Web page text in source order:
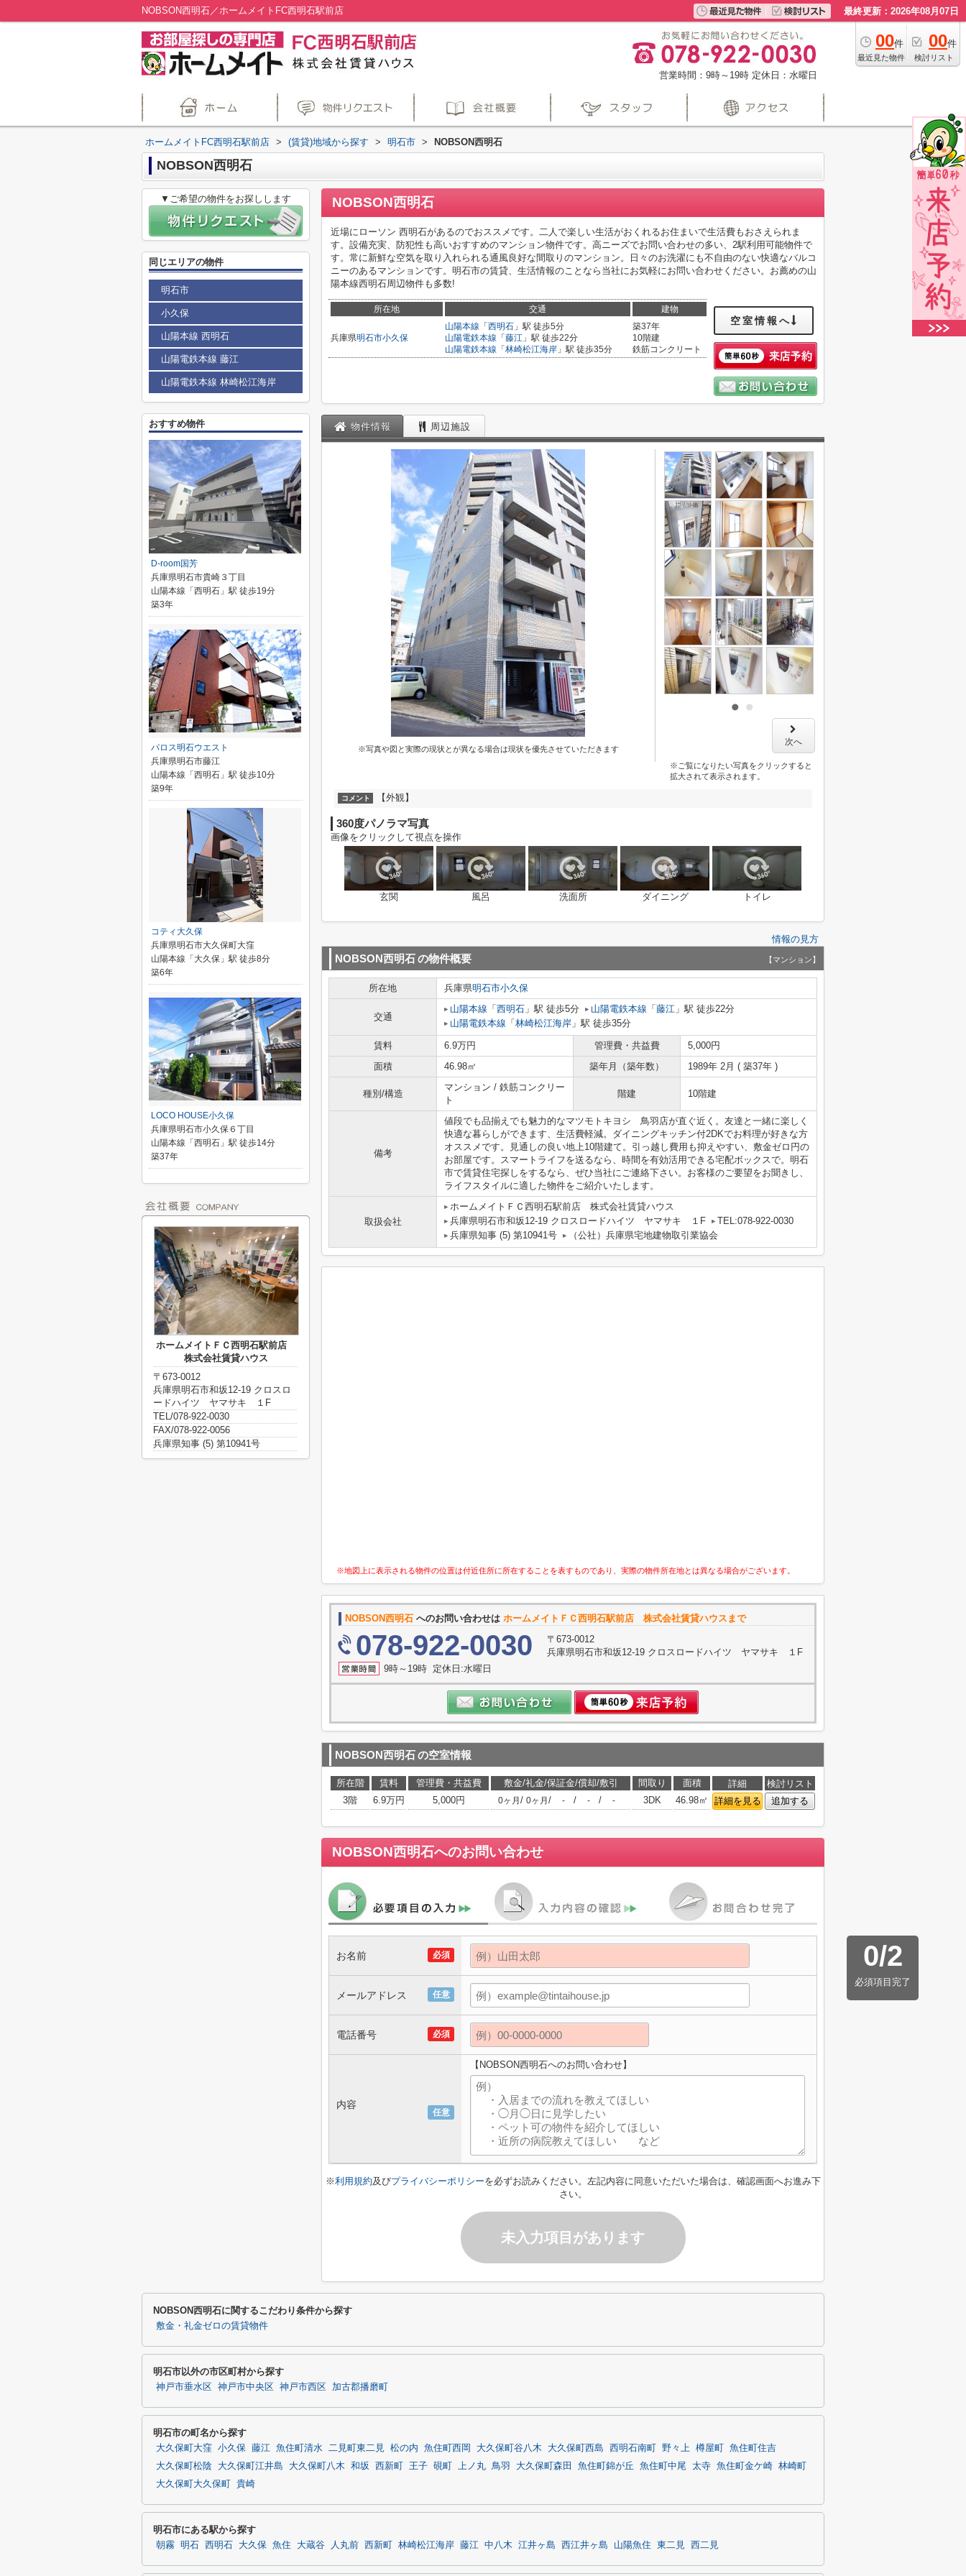
NOBSON西明石／ホームメイトFC西明石駅前店 最終更新：2026年08月07日
00件
最近見た物件
00件
検討リスト
営業時間：9時～19時 定休日：水曜日
ホームメイトFC西明石駅前店 > (賃貸)地域から探す > 明石市 > NOBSON西明石
NOBSON西明石
NOBSON西明石
近場にローソン 西明石があるのでおススメです。二人で楽しい生活がおくれるお住まいで生活費もおさえられま
す。設備充実、防犯性も高いおすすめのマンション物件です。高ニーズでお問い合わせの多い、2駅利用可能物件で
す。常に新鮮な空気を取り入れられる通風良好な間取りのマンション。日々のお洗濯にも不自由のない快適なバルコ
ニーのあるマンションです。明石市の賃貸、生活情報のことなら当社にお気軽にお問い合わせください。お薦めの山
陽本線西明石周辺物件も多数!
所在地 交通 建物
兵庫県明石市小久保
山陽本線 「 西明石 」駅 徒歩5分
山陽電鉄本線 「 藤江 」駅 徒歩22分
山陽電鉄本線 「 林崎松江海岸 」駅 徒歩35分
築37年
10階建
鉄筋コンクリート
空室情報へ
物件情報 周辺施設
※写真や図と実際の現状とが異なる場合は現状を優先させていただきます
次へ
※ご覧になりたい写真をクリックすると
拡大されて表示されます。
コメント 【外観】
360度パノラマ写真
画像をクリックして視点を操作
玄関 風呂 洗面所 ダイニング トイレ
情報の見方
NOBSON西明石の物件概要 【マンション】
所在地 兵庫県明石市小久保
交通
山陽本線 「 西明石 」駅 徒歩5分 山陽電鉄本線 「 藤江 」駅 徒歩22分
山陽電鉄本線 「 林崎松江海岸 」駅 徒歩35分
賃料 6.9万円 管理費・共益費
5,000円
面積
46.98㎡ 築年月（築年数） 1989年 2月 ( 築37年 )
種別/構造
マンション / 鉄筋コンクリー
ト
階建 10階建
備考
値段でも品揃えでも魅力的なマツモトキヨシ 鳥羽店が直ぐ近く。友達と一緒に楽しく
快適な暮らしができます、生活費軽減。ダイニングキッチン付2DKでお料理が好きな方
オススメです。見通しの良い地上10階建て。引っ越し費用も抑えやすい、敷金ゼロ円の
お部屋です。スマートライフを送るなら、時間を有効活用できる宅配ボックスで。明石
市で賃貸住宅探しをするなら、ぜひ当社にご連絡下さい。お客様のご要望をお聞きし、
ライフスタイルに適した物件をご紹介いたします。
取扱会社
ホームメイトＦＣ西明石駅前店 株式会社賃貸ハウス
兵庫県明石市和坂12-19 クロスロードハイツ ヤマサキ １F
TEL:078-922-0030
兵庫県知事 (5) 第10941号
（公社）兵庫県宅地建物取引業協会
※地図上に表示される物件の位置は付近住所に所在することを表すものであり、実際の物件所在地とは異なる場合がございます。
NOBSON西明石 へのお問い合わせは ホームメイトＦＣ西明石駅前店 株式会社賃貸ハウスまで
078-922-0030
〒673-0012
兵庫県明石市和坂12-19 クロスロードハイツ ヤマサキ １F
9時～19時 定休日:水曜日
NOBSON西明石の空室情報
所在階 賃料 管理費・共益費 敷金/礼金/保証金/償却/敷引 間取り 面積 詳細
検討リスト
3階
6.9万円 5,000円 0ヶ月 / 0ヶ月 / - / - / - 3DK 46.98㎡ 詳細を見る 追加する
NOBSON西明石へのお問い合わせ
0/2
必須項目完了
必須
お名前
任意
メールアドレス
必須
電話番号
任意
内容
【NOBSON西明石へのお問い合わせ】
※利用規約及びプライバシーポリシーを必ずお読みください。左記内容に同意いただいた場合は、確認画面へお進み下
さい。
未入力項目があります
▼ご希望の物件をお探しします
同じエリアの物件
明石市
小久保
山陽本線 西明石
山陽電鉄本線 藤江
山陽電鉄本線 林崎松江海岸
おすすめ物件
D-room国芳
兵庫県明石市貴崎３丁目
山陽本線「西明石」駅 徒歩19分
築3年
パロス明石ウエスト
兵庫県明石市藤江
山陽本線「西明石」駅 徒歩10分
築9年
コティ大久保
兵庫県明石市大久保町大窪
山陽本線「大久保」駅 徒歩8分
築6年
LOCO HOUSE小久保
兵庫県明石市小久保６丁目
山陽本線「西明石」駅 徒歩14分
築37年
ホームメイトＦＣ西明石駅前店
株式会社賃貸ハウス
〒673-0012
兵庫県明石市和坂12-19 クロスロ
ードハイツ ヤマサキ １F
TEL/078-922-0030
FAX/078-922-0056
兵庫県知事 (5) 第10941号
NOBSON西明石に関するこだわり条件から探す
敷金・礼金ゼロの賃貸物件
明石市以外の市区町村から探す
神戸市垂水区 神戸市中央区 神戸市西区 加古郡播磨町
明石市の町名から探す
大久保町大窪 小久保 藤江 魚住町清水 二見町東二見 松の内 魚住町西岡 大久保町谷八木 大久保町西島 西明石南町 野々上 樽屋町
魚住町住吉
大久保町松陰
大久保町江井島 大久保町八木 和坂 西新町 王子 硯町 上ノ丸 鳥羽 大久保町森田 魚住町錦が丘 魚住町中尾 太寺 魚住町金ケ崎 林崎町
大久保町大久保町
貴崎
明石市にある駅から探す
朝霧 明石 西明石 大久保 魚住 大蔵谷 人丸前 西新町 林崎松江海岸 藤江 中八木 江井ヶ島 西江井ヶ島 山陽魚住 東二見 西二見